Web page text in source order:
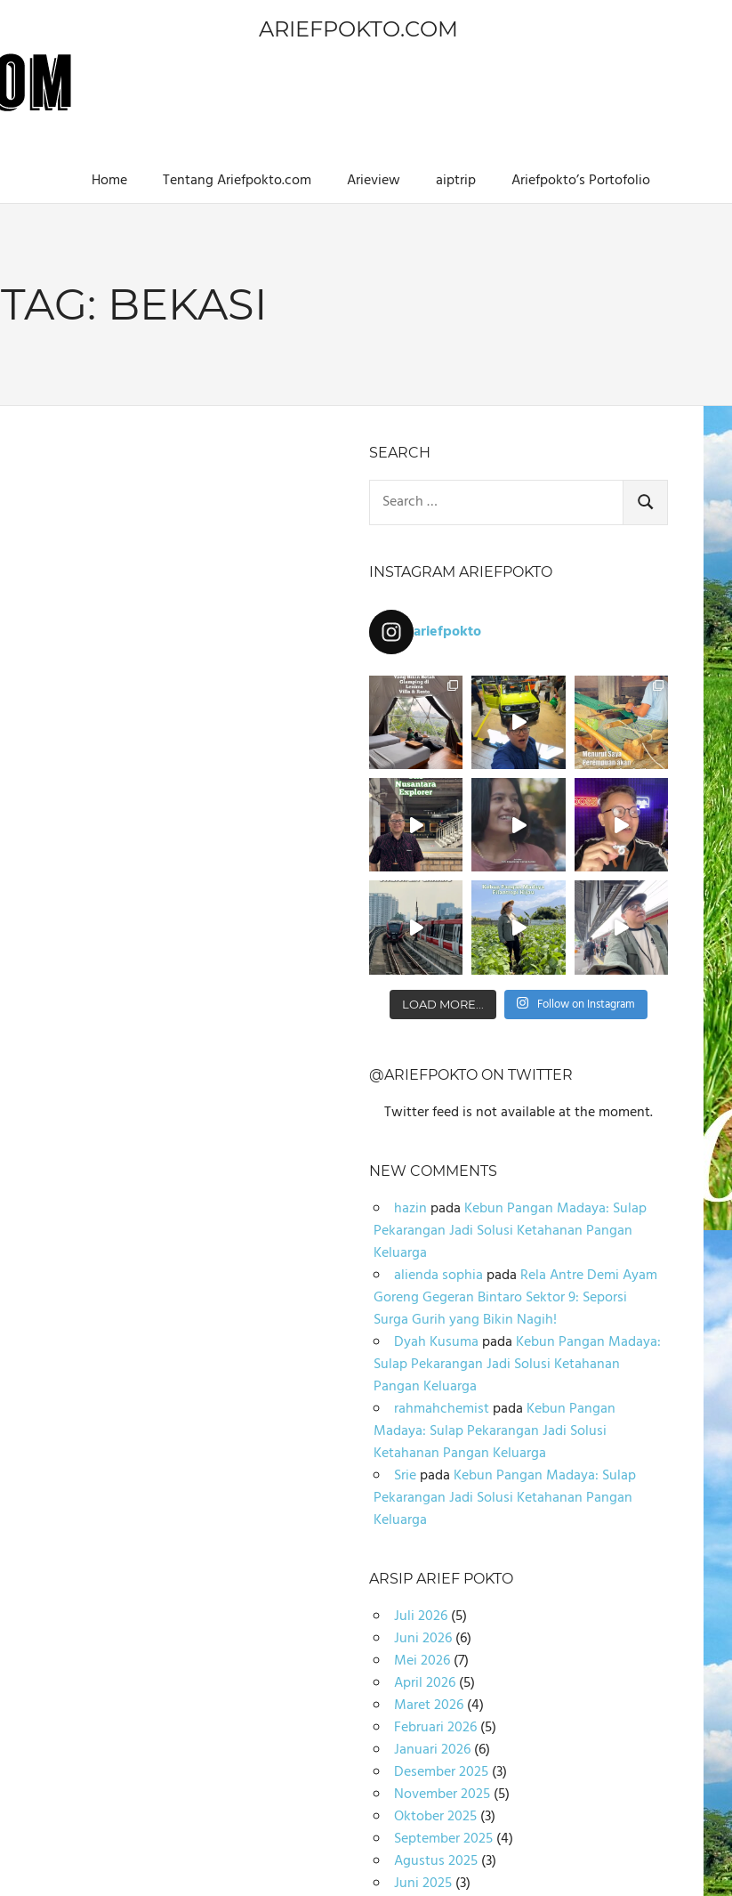
ARIEFPOKTO.COM
Home Tentang Ariefpokto.com Arieview aiptrip Ariefpokto’s Portofolio
TAG: BEKASI
SEARCH
Search
for:
SEARCH
INSTAGRAM ARIEFPOKTO
ariefpokto
LOAD MORE... Follow on Instagram
@ARIEFPOKTO ON TWITTER
Twitter feed is not available at the moment.
NEW COMMENTS
hazin pada Kebun Pangan Madaya: Sulap
Pekarangan Jadi Solusi Ketahanan Pangan
Keluarga
alienda sophia pada Rela Antre Demi Ayam
Goreng Gegeran Bintaro Sektor 9: Seporsi
Surga Gurih yang Bikin Nagih!
Dyah Kusuma pada Kebun Pangan Madaya:
Sulap Pekarangan Jadi Solusi Ketahanan
Pangan Keluarga
rahmahchemistpada Kebun Pangan
Madaya: Sulap Pekarangan Jadi Solusi
Ketahanan Pangan Keluarga
Sriepada Kebun Pangan Madaya: Sulap
Pekarangan Jadi Solusi Ketahanan Pangan
Keluarga
ARSIP ARIEF POKTO
Juli 2026(5)
Juni 2026(6)
Mei 2026(7)
April 2026(5)
Maret 2026(4)
Februari 2026(5)
Januari 2026(6)
Desember 2025(3)
November 2025(5)
Oktober 2025(3)
September 2025(4)
Agustus 2025(3)
Juni 2025(3)